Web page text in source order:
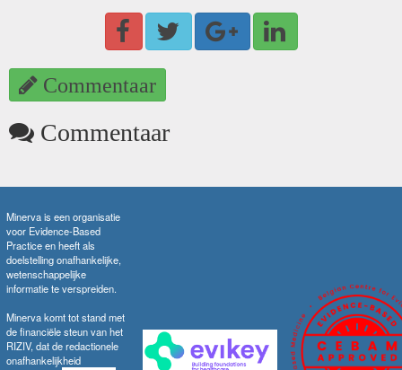
Commentaar
Commentaar
Minerva is een organisatie
voor Evidence-Based
Practice en heeft als
doelstelling onafhankelijke,
wetenschappelijke
informatie te verspreiden.
Minerva komt tot stand met
de financiële steun van het
RIZIV, dat de redactionele
onafhankelijkheid